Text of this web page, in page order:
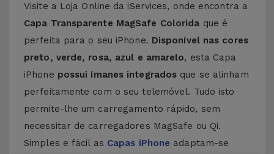
Visite a Loja Online da iServices, onde encontra a
Capa Transparente MagSafe Colorida que é
perfeita para o seu iPhone. Disponível nas cores
preto, verde, rosa, azul e amarelo, esta Capa
iPhone possui ímanes integrados que se alinham
perfeitamente com o seu telemóvel. Tudo isto
permite-lhe um carregamento rápido, sem
necessitar de carregadores MagSafe ou Qi.
Simples e fácil as Capas iPhone adaptam-se